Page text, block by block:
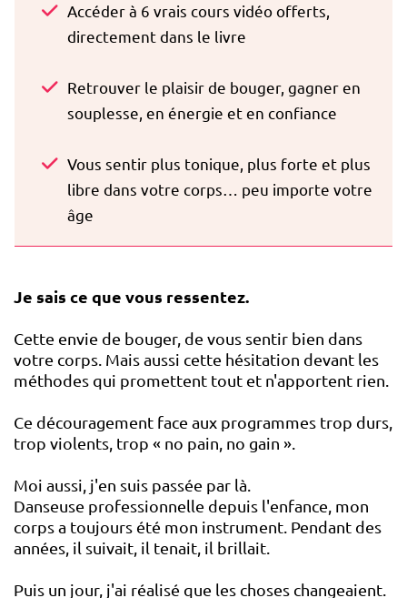
Accéder à 6 vrais cours vidéo offerts,
directement dans le livre
Retrouver le plaisir de bouger, gagner en
souplesse, en énergie et en confiance
Vous sentir plus tonique, plus forte et plus
libre dans votre corps… peu importe votre
âge
Je sais ce que vous ressentez.
Cette envie de bouger, de vous sentir bien dans
votre corps. Mais aussi cette hésitation devant les
méthodes qui promettent tout et n'apportent rien.
Ce découragement face aux programmes trop durs,
trop violents, trop « no pain, no gain ».
Moi aussi, j'en suis passée par là.
Danseuse professionnelle depuis l'enfance, mon
corps a toujours été mon instrument. Pendant des
années, il suivait, il tenait, il brillait.
Puis un jour, j'ai réalisé que les choses changeaient.